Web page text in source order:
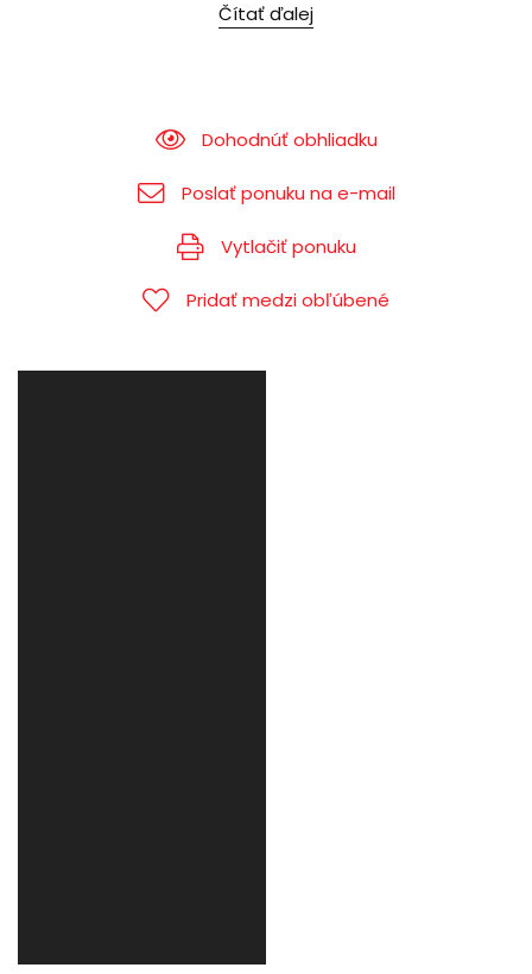
Čítať ďalej
Dohodnúť obhliadku
Poslať ponuku na e-mail
Vytlačiť ponuku
Pridať medzi obľúbené